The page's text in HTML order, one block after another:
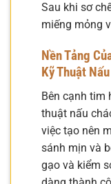
Sau khi sơ
miếng mỏng
Nền Tảng
Kỹ Thuật Nấu
Bên cạnh tim
thuật nấu
việc tạo nên
sánh mịn và
gạo và kiểm